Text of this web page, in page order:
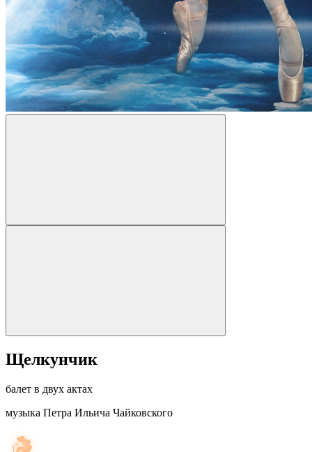
Щелкунчик
балет в двух актах
музыка Петра Ильича Чайковского